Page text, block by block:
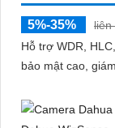
5%-35%
liên
Hỗ trợ WDR,
bảo mật cao,